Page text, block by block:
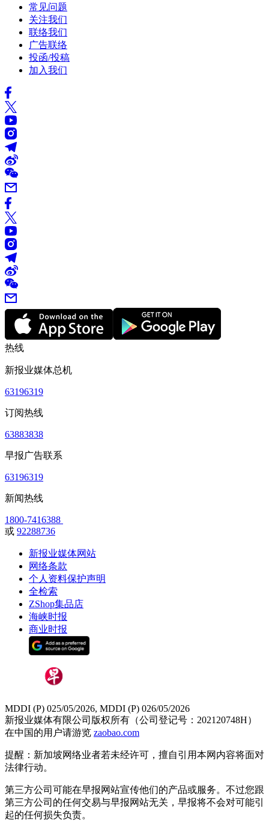
常见问题
关注我们
联络我们
广告联络
投函/投稿
加入我们
热线
新报业媒体总机
63196319
订阅热线
63883838
早报广告联系
63196319
新闻热线
1800-7416388
或 92288736
新报业媒体网站
网络条款
个人资料保护声明
全检索
ZShop集品店
海峡时报
商业时报
MDDI (P) 025/05/2026, MDDI (P) 026/05/2026
新报业媒体有限公司版权所有（公司登记号：202120748H）
在中国的用户请游览 zaobao.com
提醒：新加坡网络业者若未经许可，擅自引用本网内容将面对
法律行动。
第三方公司可能在早报网站宣传他们的产品或服务。不过您跟
第三方公司的任何交易与早报网站无关，早报将不会对可能引
起的任何损失负责。